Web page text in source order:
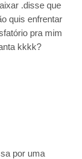
.disse que
quis enfrentar
pra mim
kkkk?
por uma